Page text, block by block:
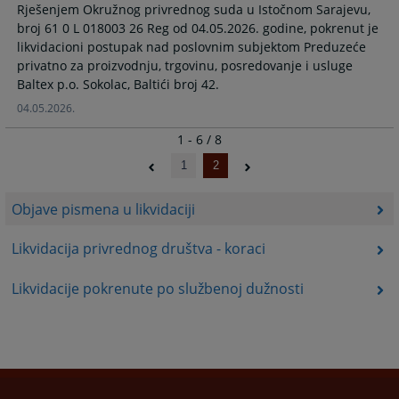
Objave pismena u likvidaciji
Likvidacija privrednog društva - koraci
Likvidacije pokrenute po službenoj dužnosti
Rješenjem Okružnog privrednog suda u Istočnom Sarajevu,
broj 61 0 L 018003 26 Reg od 04.05.2026. godine, pokrenut je
likvidacioni postupak nad poslovnim subjektom Preduzeće
privatno za proizvodnju, trgovinu, posredovanje i usluge
Baltex p.o. Sokolac, Baltići broj 42.
04.05.2026.
1 - 6 / 8
1 2